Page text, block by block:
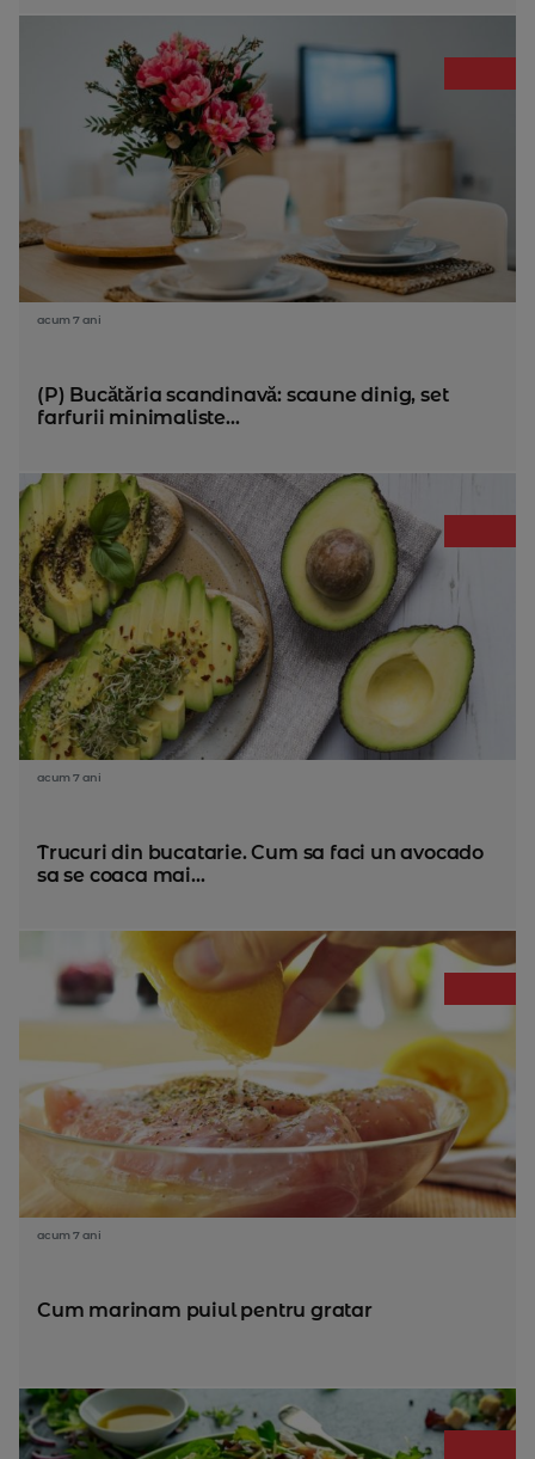
acum 7 ani
(P) Bucătăria scandinavă: scaune dinig, set
farfurii minimaliste...
acum 7 ani
Trucuri din bucatarie. Cum sa faci un avocado
sa se coaca mai...
acum 7 ani
Cum marinam puiul pentru gratar